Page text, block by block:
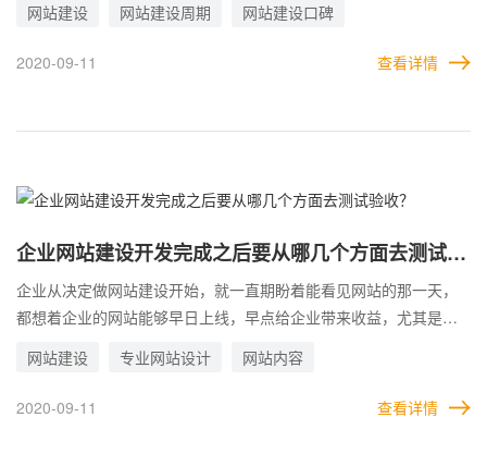
而不是短暂的一次性合作，如果一个企业不在乎合作的长久，那么
这个企业很难发展起来的，企业的发展离不开老客户的累积支持，
度没让客户满意，客户才会终止合作，被别的企业有机可乘，如果
走，有需要还是会找老朋友合作，而不是去尝试新的企业新的合
术水准和良好的服务态度是建站公司留住客户的不二法门。
网站建设 网站建设周期 网站建设口碑
2020-09-11 查看详情
企业网站建设开发完成之后要从哪几个方面去测试验
收？
企业从决定做网站建设开始，就一直期盼着能看见网站的那一天，
都想着企业的网站能够早日上线，早点给企业带来收益，尤其是在
上，但是不管如何心急，网站的测试验收一定要做到全面，网站上
线意味着所有人都有可能会看见，是公布于众的，如果企业网站上
网站建设 专业网站设计 网站内容
2020-09-11 查看详情